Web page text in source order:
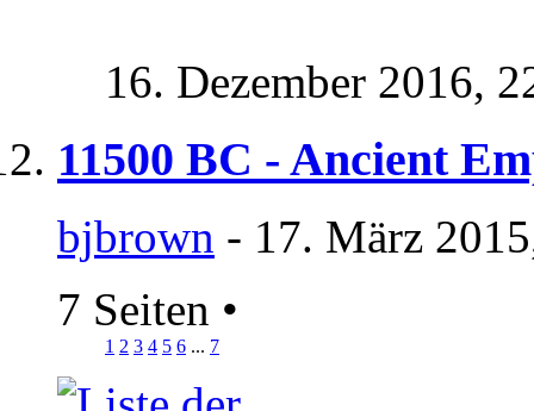
16. Dezember 2016,
11500 BC - Ancient
bjbrown - 17. März
7 Seiten •
1 2 3 4 5 6 ... 7